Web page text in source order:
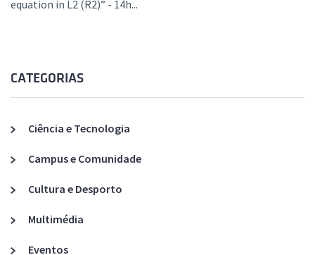
equation in L2 (R2)” - 14h...
CATEGORIAS
Ciência e Tecnologia
Campus e Comunidade
Cultura e Desporto
Multimédia
Eventos